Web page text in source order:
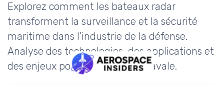
Explorez comment les bateaux radar
transforment la surveillance et la sécurité
maritime dans l'industrie de la défense.
Analyse des technologies, des applications et
des enjeux pour la supériorité navale.